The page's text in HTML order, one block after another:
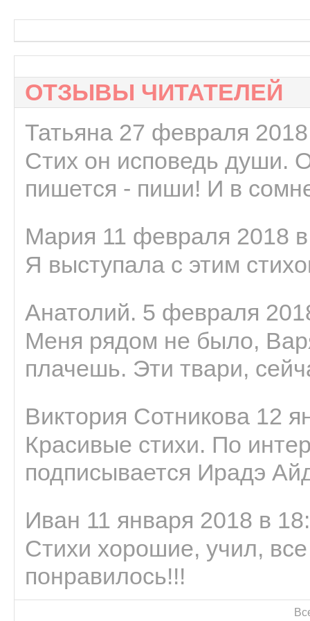
ОТЗЫВЫ ЧИТАТЕЛЕЙ
Татьяна 27 февраля
Стих он исповедь души.
пишется - пиши! И в
Мария 11 февраля 2018
Я выступала с этим
Анатолий. 5 февраля
Меня рядом не было,
плачешь. Эти твари,
Виктория Сотникова 12
Красивые стихи. По
подписывается Ирадэ
Иван 11 января 2018 в
Стихи хорошие, учил,
понравилось!!!